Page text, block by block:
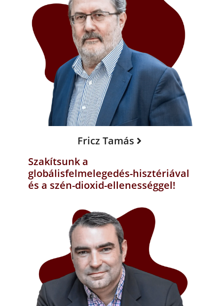
Fricz Tamás
Szakítsunk a
globálisfelmelegedés-hisztériával
és a szén-dioxid-ellenességgel!